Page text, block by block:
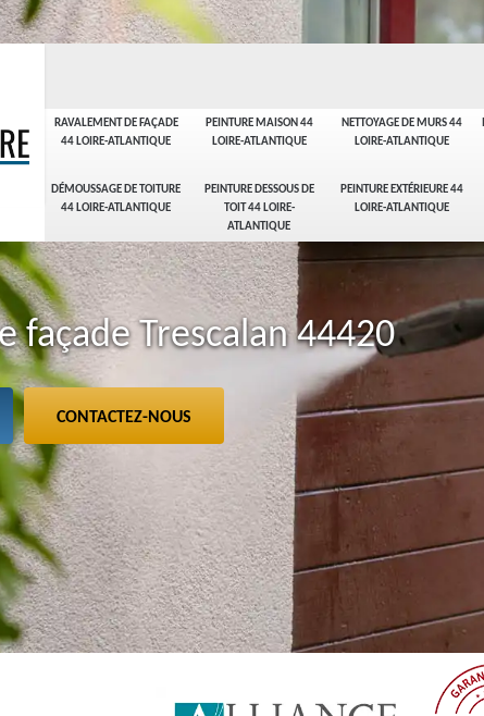
RAVALEMENT DE FAÇADE
44 LOIRE-ATLANTIQUE
PEINTURE MAISON 44
LOIRE-ATLANTIQUE
NETTOYAGE DE MURS 44
LOIRE-ATLANTIQUE
DÉMOUSSAGE DE TOITURE
44 LOIRE-ATLANTIQUE
PEINTURE DESSOUS DE
TOIT 44 LOIRE-
ATLANTIQUE
PEINTURE EXTÉRIEURE 44
LOIRE-ATLANTIQUE
façade Trescalan 44420
CONTACTEZ-NOUS